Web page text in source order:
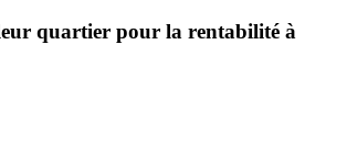
quartier pour la rentabilité à